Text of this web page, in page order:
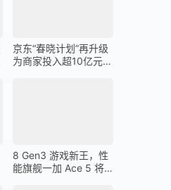
京东“春晓计划”再升级
为商家投入超10亿元广
8 Gen3 游戏新王，性
能旗舰一加 Ace 5 将